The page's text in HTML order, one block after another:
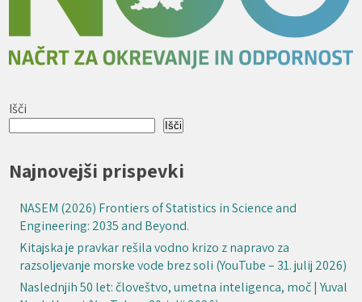
Išči
Išči
Najnovejši prispevki
NASEM (2026) Frontiers of Statistics in Science and
Engineering: 2035 and Beyond.
Kitajska je pravkar rešila vodno krizo z napravo za
razsoljevanje morske vode brez soli (YouTube – 31. julij 2026)
Naslednjih 50 let: človeštvo, umetna inteligenca, moč | Yuval